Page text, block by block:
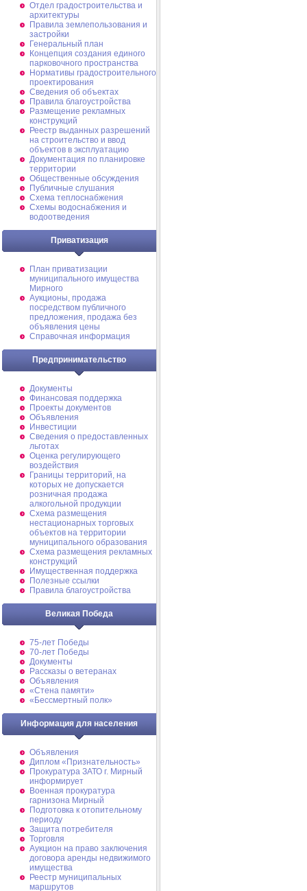
Отдел градостроительства и
архитектуры
Правила землепользования и
застройки
Генеральный план
Концепция создания единого
парковочного пространства
Нормативы градостроительного
проектирования
Сведения об объектах
Правила благоустройства
Размещение рекламных
конструкций
Реестр выданных разрешений
на строительство и ввод
объектов в эксплуатацию
Документация по планировке
территории
Общественные обсуждения
Публичные слушания
Схема теплоснабжения
Схемы водоснабжения и
водоотведения
Приватизация
План приватизации
муниципального имущества
Мирного
Аукционы, продажа
посредством публичного
предложения, продажа без
объявления цены
Справочная информация
Предпринимательство
Документы
Финансовая поддержка
Проекты документов
Объявления
Инвестиции
Сведения о предоставленных
льготах
Оценка регулирующего
воздействия
Границы территорий, на
которых не допускается
розничная продажа
алкогольной продукции
Схема размещения
нестационарных торговых
объектов на территории
муниципального образования
Схема размещения рекламных
конструкций
Имущественная поддержка
Полезные ссылки
Правила благоустройства
Великая Победа
75-лет Победы
70-лет Победы
Документы
Рассказы о ветеранах
Объявления
«Стена памяти»
«Бессмертный полк»
Информация для населения
Объявления
Диплом «Признательность»
Прокуратура ЗАТО г. Мирный
информирует
Военная прокуратура
гарнизона Мирный
Подготовка к отопительному
периоду
Защита потребителя
Торговля
Аукцион на право заключения
договора аренды недвижимого
имущества
Реестр муниципальных
маршрутов